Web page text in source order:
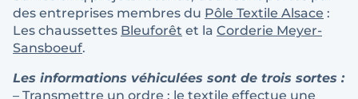
des entreprises membres du Pôle Textile Alsace :
Les chaussettes Bleuforêt et la Corderie Meyer-
Sansboeuf.
Les informations véhiculées sont de trois sortes :
– Transmettre un ordre : le textile effectue une